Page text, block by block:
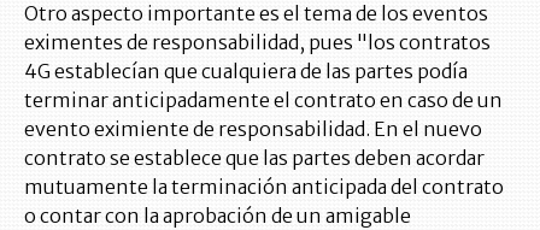
Otro aspecto importante es el tema de los eventos
eximentes de responsabilidad, pues "los contratos
4G establecían que cualquiera de las partes podía
terminar anticipadamente el contrato en caso de un
evento eximiente de responsabilidad. En el nuevo
contrato se establece que las partes deben acordar
mutuamente la terminación anticipada del contrato
o contar con la aprobación de un amigable